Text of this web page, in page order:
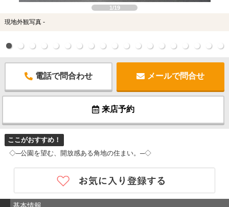
1/19
現地外観写真 -
電話で問合わせ メールで問合せ
来店予約
ここがおすすめ！
◇─公園を望む、開放感ある角地の住まい。─◇